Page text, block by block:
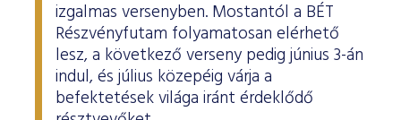
izgalmas versenyben. Mostantól a BÉT
Részvényfutam folyamatosan elérhető
lesz, a következő verseny pedig június 3-án
indul, és július közepéig várja a
befektetések világa iránt érdeklődő